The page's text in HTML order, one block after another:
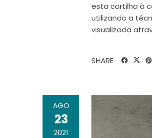
esta cartilha à
utilizando a
visualizada
SHARE
AGO
23
2021